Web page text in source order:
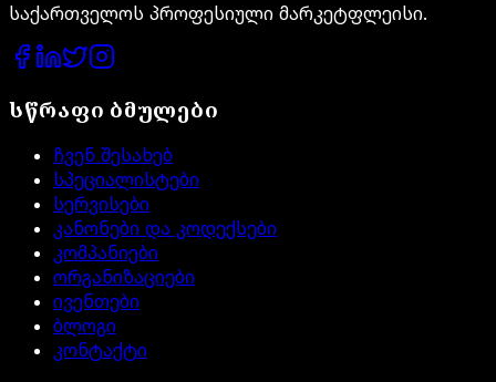
საქართველოს პროფესიული მარკეტფლეისი.
სწრაფი ბმულები
ჩვენ შესახებ
სპეციალისტები
სერვისები
კანონები და კოდექსები
კომპანიები
ორგანიზაციები
ივენთები
ბლოგი
კონტაქტი